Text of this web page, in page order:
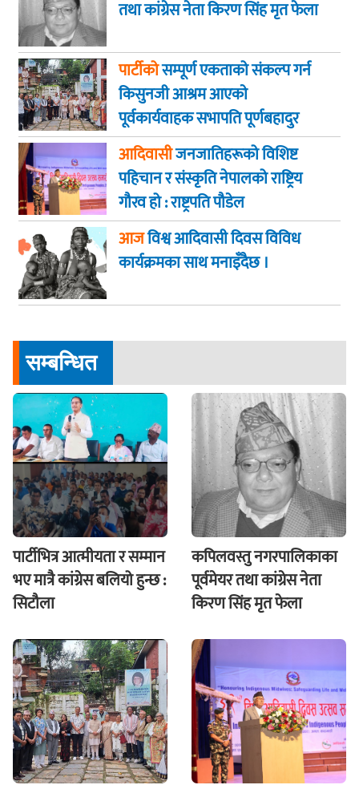
तथा कांग्रेस नेता किरण सिंह मृत फेला
पार्टीकोसम्पूर्ण एकताको संकल्प गर्न
किसुनजी आश्रम आएकाे
पूर्वकार्यवाहक सभापति पूर्णबहादुर
खड्का
आदिवासीजनजातिहरूको विशिष्ट
पहिचान र संस्कृति नेपालको राष्ट्रिय
गौरव हो : राष्ट्रपति पौडेल
आजविश्व आदिवासी दिवस विविध
कार्यक्रमका साथ मनाइँदैछ ।
सम्बन्धित
पार्टीभित्र आत्मीयता र सम्मान
भए मात्रै कांग्रेस बलियो हुन्छ :
सिटौला
कपिलवस्तु नगरपालिकाका
पूर्वमेयर तथा कांग्रेस नेता
किरण सिंह मृत फेला